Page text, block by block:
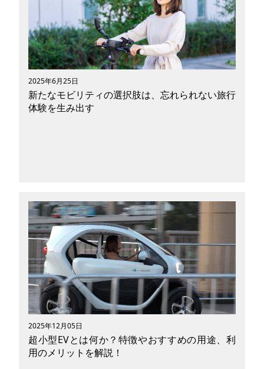
2025年6月25日
新たなモビリティの選択肢は、忘れられない旅行
体験を生み出す
新しいサービスや技術が日々開発されています。
多様な交通網は人々の生活を豊かにし、時に新し
い発見を与えてくれるでしょう。そんな新しい動
向にいち早く注目しているのがツーリズム業界で
す。新型コロナウィルスが落ち着いた今、「リベ
ンジ旅行」ブームが再燃し、旅行需要向上に期待
が寄せられています。訪日観光客数の増加によ
り、国内観光地が賑わいを見せているのも最近の
特徴です。旅先では、電車やバス、タクシーを使
って目的地まで移動するのが一般的ですが、旅に
付加価値を与えてくれるユニークな交通手段に近
年注目が集まっています。今回はツーリズム業界
がビジネスとして展開してきたモビリティサービ
2025年12月05日
超小型EVとは何か？特徴やおすすめの用途、利
用のメリットを解説！